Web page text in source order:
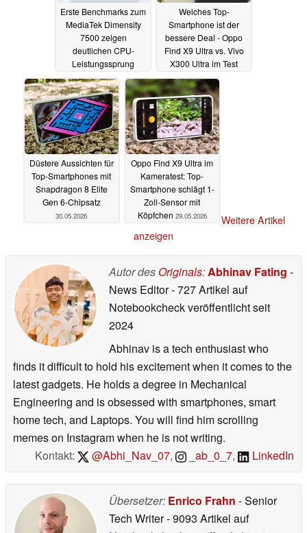
Erste Benchmarks zum
MediaTek Dimensity
7500 zeigen
deutlichen CPU-
Leistungssprung
31.05.2026
Welches Top-
Smartphone ist der
bessere Deal - Oppo
Find X9 Ultra vs. Vivo
X300 Ultra im Test
31.05.2026
Düstere Aussichten für
Top-Smartphones mit
Snapdragon 8 Elite
Gen 6-Chipsatz
30.05.2026
Oppo Find X9 Ultra im
Kameratest: Top-
Smartphone schlägt 1-
Zoll-Sensor mit
Köpfchen 29.05.2026
Weitere Artikel
anzeigen
Autor des Originals:Abhinav Fating -
News Editor- 727 Artikel auf
Notebookcheck veröffentlichtseit
2024
Abhinav is a tech enthusiast who
finds it difficult to hold his excitement when it comes to the
latest gadgets. He holds a degree in Mechanical
Engineering and is obsessed with smartphones, smart
home tech, and Laptops. You will find him scrolling
memes on Instagram when he is not writing.
Kontakt:
@Abhi_Nav_07, _ab_0_7, LinkedIn
Übersetzer: Enrico Frahn - Senior
Tech Writer- 9093 Artikel auf